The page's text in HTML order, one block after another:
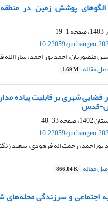
پوشش زمین در
1-19
10.22059/
منصوریان، احمد پور احمد، سارا الله
مقاله 1.69 M
شهری بر قابلیت پیاده
قدس
33-48
10.22059/
پوراحمد، رحمت اله فرهودی، سعید
مقاله 866.04 K
اجتماعی و سرزندگی محله‌های